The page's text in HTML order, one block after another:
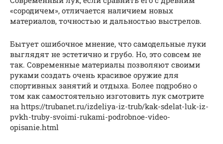
«сородичем», отличается наличием новых
материалов, точностью и дальностью выстрелов.
Бытует ошибочное мнение, что самодельные луки
выглядят не эстетично и грубо. Но, это совсем не
так. Современные материалы позволяют своими
руками создать очень красивое оружие для
спортивных занятий и отдыха. Более подробно о
том как самостоятельно изготовить лук смотрите
на https://trubanet.ru/izdeliya-iz-trub/kak-sdelat-luk-iz-
pvkh-truby-svoimi-rukami-podrobnoe-video-
opisanie.html